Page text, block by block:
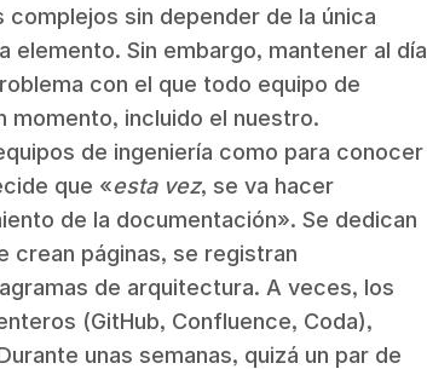
sin depender de la única
elemento. Sin embargo, mantener al día
con el que todo equipo de
momento, incluido el nuestro.
de ingeniería como para conocer
que «esta vez, se va hacer
de la documentación». Se dedican
crean páginas, se registran
de arquitectura. A veces, los
(GitHub, Confluence, Coda),
unas semanas, quizá un par de